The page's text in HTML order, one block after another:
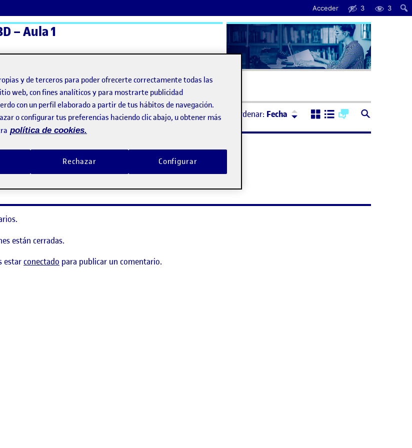
Acceder 3 3
– Aula 1
Ayuda
Ordenar: Fecha Ordenar:Descendente
estar
para publicar un comentario.
están cerradas.
estarconectado para publicar un comentario.
y de terceros para poder ofrecerte correctamente todas las
web, con fines analíticos y para mostrarte publicidad
con un perfil elaborado a partir de tus hábitos de navegación.
o configurar tus preferencias haciendo clic abajo, u obtener más
política de cookies.
Rechazar Configurar